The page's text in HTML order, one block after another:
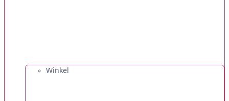
Winkel